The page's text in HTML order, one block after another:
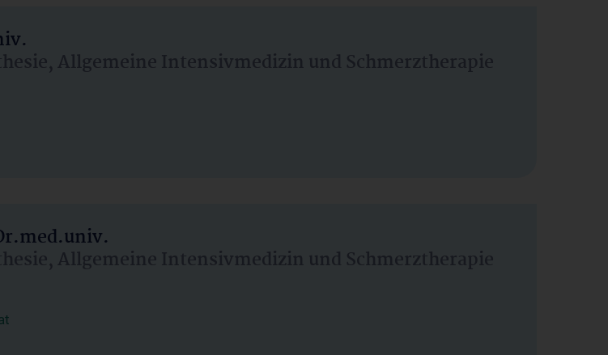
Allgemeine Intensivmedizin und Schmerztherapie
Allgemeine Intensivmedizin und Schmerztherapie